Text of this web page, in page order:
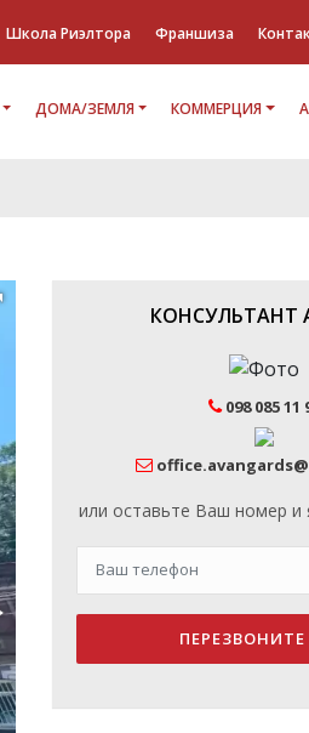
Школа Риэлтора Франшиза
ДОМА/ЗЕМЛЯ КОММЕРЦИЯ
КОНСУЛЬТАНТ
098 085 11
или оставьте Ваш номер